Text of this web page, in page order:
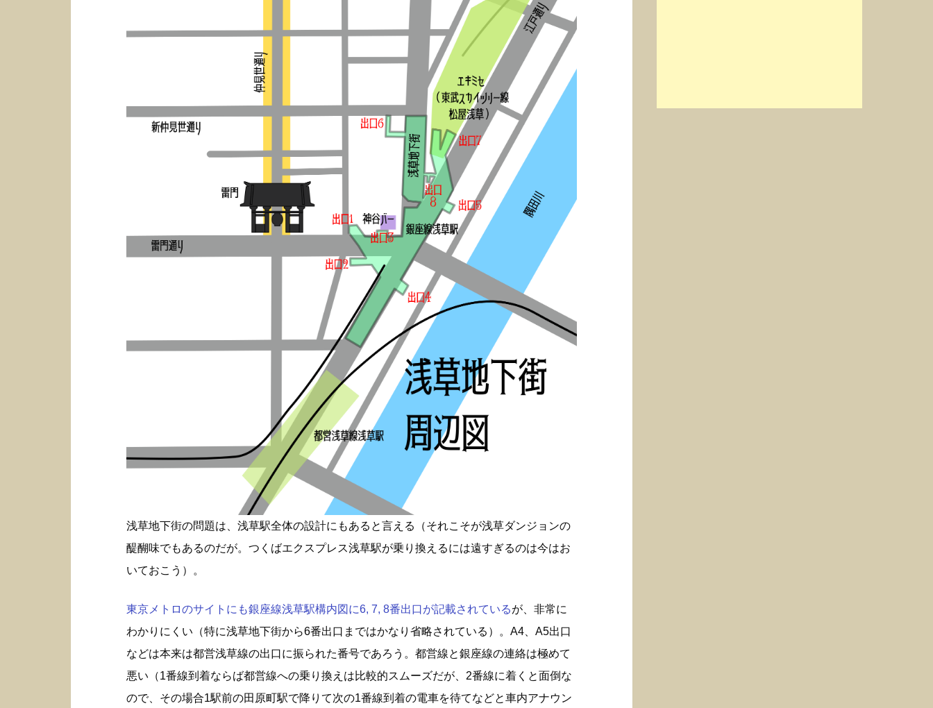
浅草地下街の問題は、浅草駅全体の設計にもあると言える（それこそが浅草ダンジョンの
醍醐味でもあるのだが。つくばエクスプレス浅草駅が乗り換えるには遠すぎるのは今はお
いておこう）。
東京メトロのサイトにも銀座線浅草駅構内図に6, 7, 8番出口が記載されているが、非常に
わかりにくい（特に浅草地下街から6番出口まではかなり省略されている）。A4、A5出口
などは本来は都営浅草線の出口に振られた番号であろう。都営線と銀座線の連絡は極めて
悪い（1番線到着ならば都営線への乗り換えは比較的スムーズだが、2番線に着くと面倒な
ので、その場合1駅前の田原町駅で降りて次の1番線到着の電車を待てなどと車内アナウン